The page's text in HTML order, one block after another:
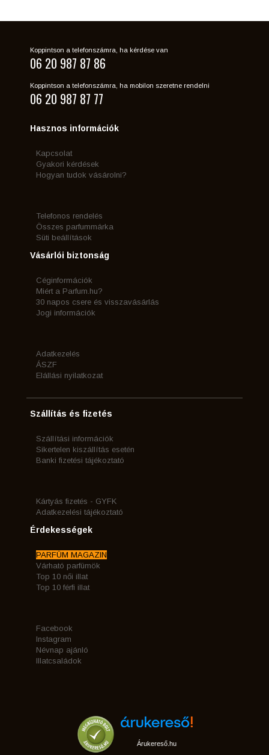
Koppintson a telefonszámra, ha kérdése van
06 20 987 87 86
Koppintson a telefonszámra, ha mobilon szeretne rendelni
06 20 987 87 77
Hasznos információk
Kapcsolat
Gyakori kérdések
Hogyan tudok vásárolni?
Telefonos rendelés
Összes parfummárka
Süti beállítások
Vásárlói biztonság
Céginformációk
Miért a Parfum.hu?
30 napos csere és visszavásárlás
Jogi információk
Adatkezelés
ÁSZF
Elállási nyilatkozat
Szállítás és fizetés
Szállítási információk
Sikertelen kiszállítás esetén
Banki fizetési tájékoztató
Kártyás fizetés - GYFK
Adatkezelési tájékoztató
Érdekességek
PARFÜM MAGAZIN
Várható parfümök
Top 10 női illat
Top 10 férfi illat
Facebook
Instagram
Névnap ajánló
Illatcsaládok
Árukereső.hu